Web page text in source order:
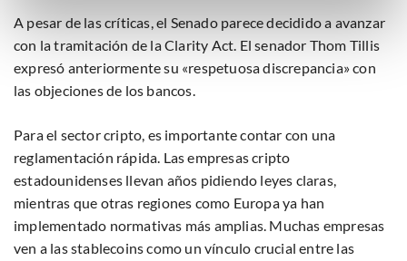
bezwaar tegen bedrijven die persoonsgegevens verwerken
op basis van gerechtvaardigd belang. U kunt uw privacy-
instellingen te allen tijde inzien en bijwerken door op de
tekst 'cookies' te klikken onderaan de pagina. Voor meer
A pesar de las críticas, el Senado parece decidido a avanzar
con la tramitación de la Clarity Act. El senador Thom Tillis
expresó anteriormente su «respetuosa discrepancia» con
las objeciones de los bancos.
Para el sector cripto, es importante contar con una
reglamentación rápida. Las empresas cripto
estadounidenses llevan años pidiendo leyes claras,
mientras que otras regiones como Europa ya han
implementado normativas más amplias. Muchas empresas
ven a las stablecoins como un vínculo crucial entre las